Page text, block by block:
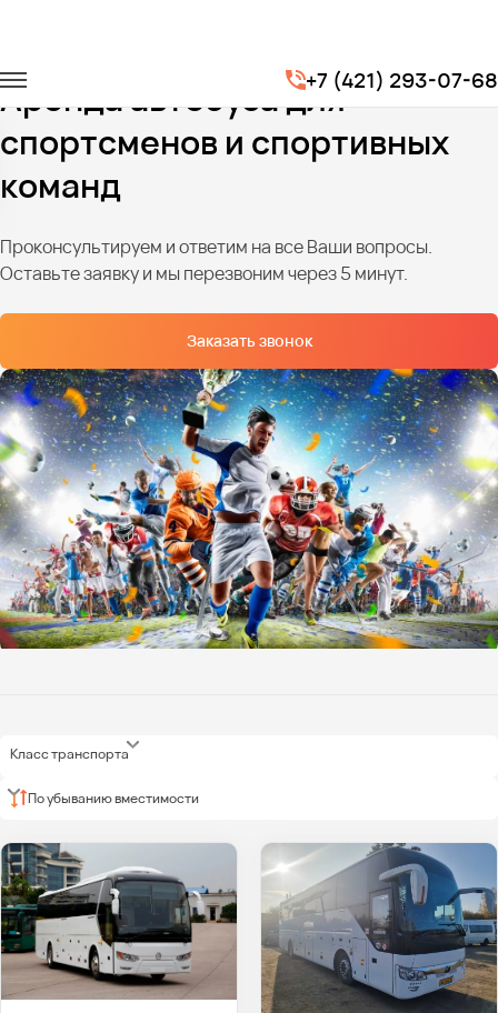
+7 (421) 293-07-68
Трансфер для спортсменов
Аренда автобуса для
спортсменов и спортивных
команд
Проконсультируем и ответим на все Ваши вопросы.
Оставьте заявку и мы перезвоним через 5 минут.
Заказать звонок
Класс транспорта
По убыванию вместимости